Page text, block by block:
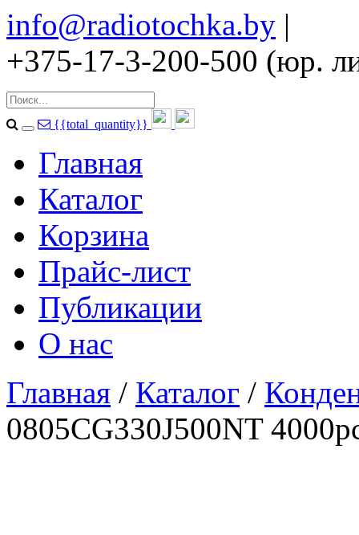
info@radiotochka.by |
+375-17-3-200-500 (юр.
{{total_quantity}}
Главная
Каталог
Корзина
Прайс-лист
Публикации
О нас
Главная / Каталог /
0805CG330J500NT